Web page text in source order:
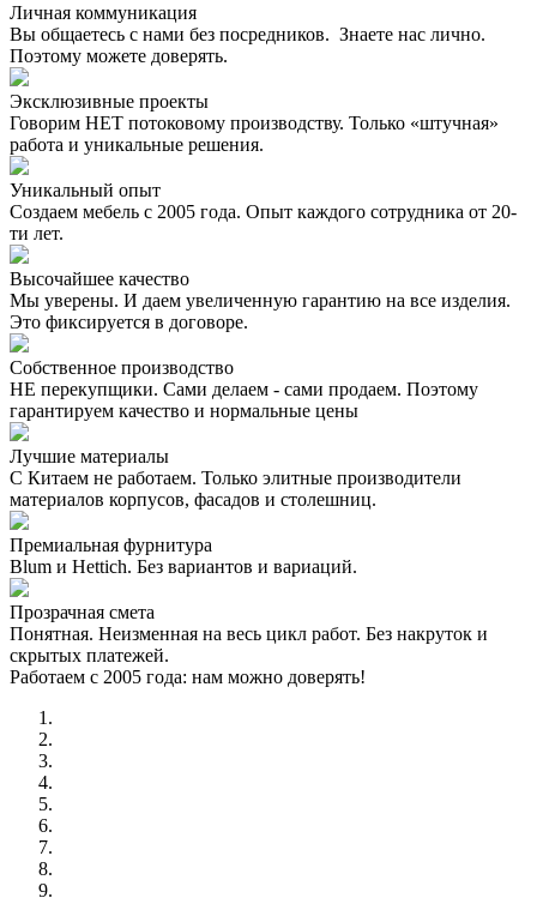
Личная коммуникация
Вы общаетесь с нами без посредников. Знаете нас лично.
Поэтому можете доверять.
Эксклюзивные проекты
Говорим НЕТ потоковому производству. Только «штучная»
работа и уникальные решения.
Уникальный опыт
Создаем мебель с 2005 года. Опыт каждого сотрудника от 20-
ти лет.
Высочайшее качество
Мы уверены. И даем увеличенную гарантию на все изделия.
Это фиксируется в договоре.
Собственное производство
НЕ перекупщики. Сами делаем - сами продаем. Поэтому
гарантируем качество и нормальные цены
Лучшие материалы
С Китаем не работаем. Только элитные производители
материалов корпусов, фасадов и столешниц.
Премиальная фурнитура
Blum и Hettich. Без вариантов и вариаций.
Прозрачная смета
Понятная. Неизменная на весь цикл работ. Без накруток и
скрытых платежей.
Работаем с 2005 года: нам можно доверять!